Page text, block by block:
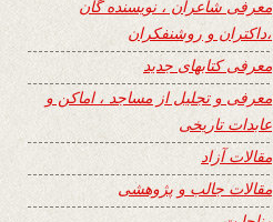
معرفی شاعران ، نویسنده گان
،داکتران و روشنفکران
معرفی کتابهای جدید
معرفی و تجلیل از مساجد ، اماکن و
عابدات تاریخی
مقالات آزاد
مقالات جالب و پژوهشی